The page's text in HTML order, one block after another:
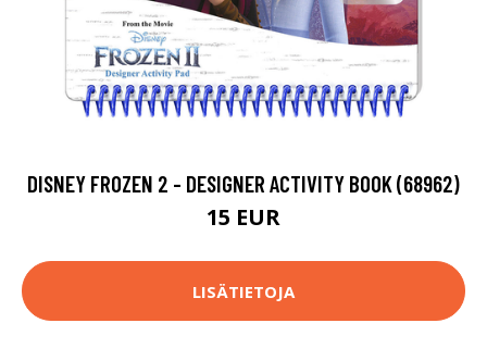
DISNEY FROZEN 2 - DESIGNER ACTIVITY BOOK (68962)
15 EUR
LISÄTIETOJA